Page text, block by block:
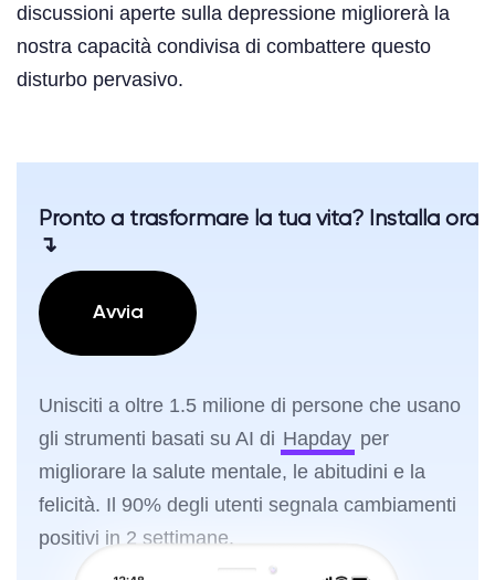
discussioni aperte sulla depressione migliorerà la
nostra capacità condivisa di combattere questo
disturbo pervasivo.
Pronto a trasformare la tua vita? Installa ora
↴
Avvia
Unisciti a oltre 1.5 milione di persone che usano
gli strumenti basati su AI di Hapday per
migliorare la salute mentale, le abitudini e la
felicità. Il 90% degli utenti segnala cambiamenti
positivi in 2 settimane.